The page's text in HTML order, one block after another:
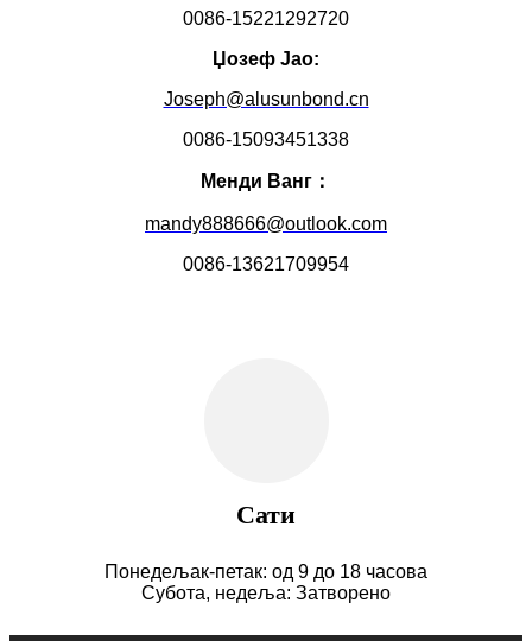
0086-15221292720
Џозеф Јао:
Joseph@alusunbond.cn
0086-15093451338
Менди Ванг：
mandy888666@outlook.com
0086-13621709954
Сати
Понедељак-петак: од 9 до 18 часова
Субота, недеља: Затворено